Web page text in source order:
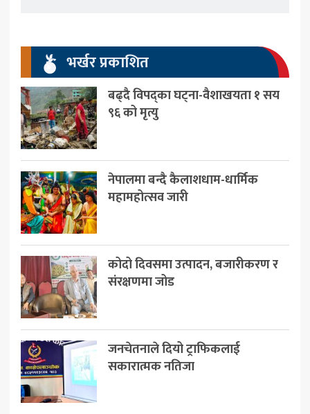
भर्खर प्रकाशित
बढ्दै विपद्का घट्ना-वैशाखयता १ सय
९६ को मृत्यु
नेपालमा बन्दै कैलाशधाम-धार्मिक
महामहोत्सव जारी
कोदो दिवसमा उत्पादन, बजारीकरण र
संरक्षणमा जोड
जनचेतनाले दियो ट्राफिकलाई
सकारात्मक नतिजा